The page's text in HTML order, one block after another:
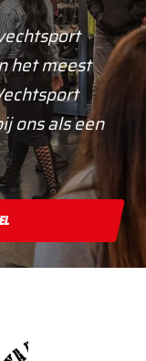
het meest
ons als een